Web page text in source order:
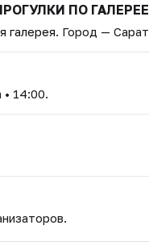
ПО
галерея. Город —
• 14:00.